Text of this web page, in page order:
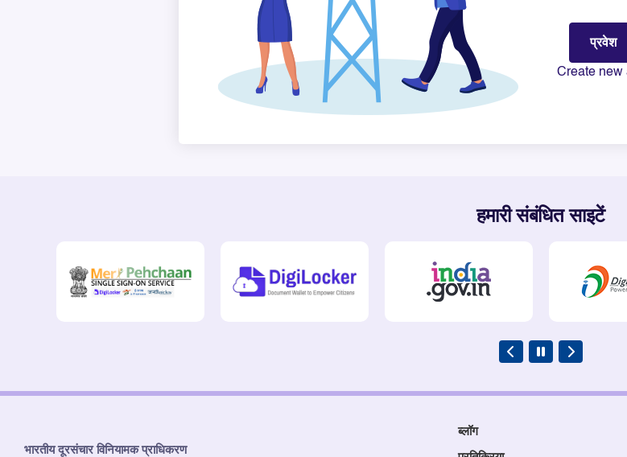
Create new
हमारी संबंधित साइटें
भारतीय दूरसंचार विनियामक प्राधिकरण
ब्लॉग